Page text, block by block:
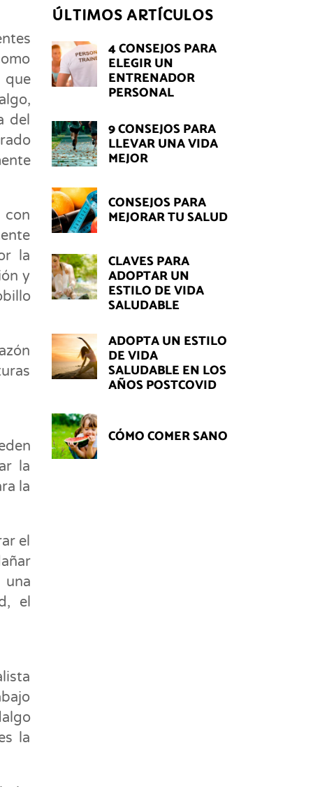
que
del
con
la
y
la
la
el
una
el
la
ÚLTIMOS ARTÍCULOS
4 CONSEJOS PARA
ELEGIR UN
ENTRENADOR
PERSONAL
9 CONSEJOS PARA
LLEVAR UNA VIDA
MEJOR
CONSEJOS PARA
MEJORAR TU SALUD
CLAVES PARA
ADOPTAR UN
ESTILO DE VIDA
SALUDABLE
ADOPTA UN ESTILO
DE VIDA
SALUDABLE EN LOS
AÑOS POSTCOVID
CÓMO COMER SANO